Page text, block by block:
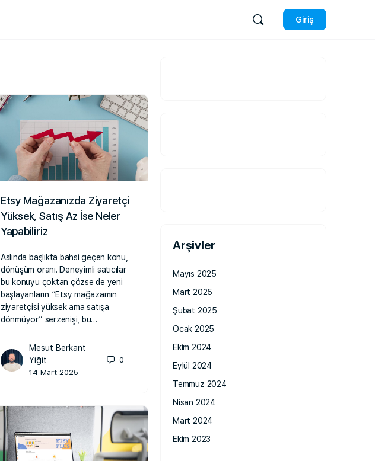
Giriş
Etsy Mağazanızda Ziyaretçi
Yüksek, Satış Az İse Neler
Yapabiliriz
Aslında başlıkta bahsi geçen konu,
dönüşüm oranı. Deneyimli satıcılar
bu konuyu çoktan çözse de yeni
başlayanların “Etsy mağazamın
ziyaretçisi yüksek ama satışa
dönmüyor” serzenişi, bu…
Mesut Berkant
Yiğit
14 Mart 2025
0
Arşivler
Mayıs 2025
Mart 2025
Şubat 2025
Ocak 2025
Ekim 2024
Eylül 2024
Temmuz 2024
Nisan 2024
Mart 2024
Ekim 2023